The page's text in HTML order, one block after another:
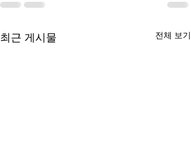
최근 게시물 전체 보기